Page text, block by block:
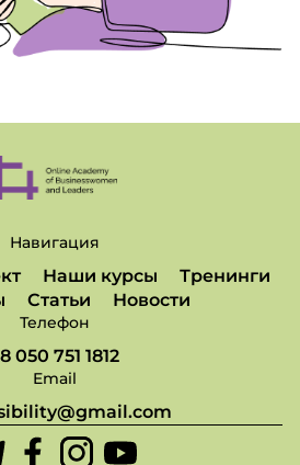
Навигация
Наши курсы
Тренинги
Статьи Новости
Телефон
050 751 1812
Email